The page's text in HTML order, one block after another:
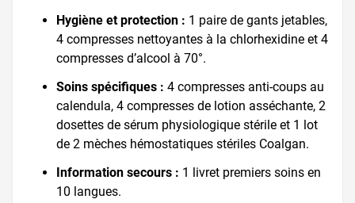
Hygiène et protection : 1 paire de gants jetables,
4 compresses nettoyantes à la chlorhexidine et 4
compresses d’alcool à 70°.
Soins spécifiques : 4 compresses anti-coups au
calendula, 4 compresses de lotion asséchante, 2
dosettes de sérum physiologique stérile et 1 lot
de 2 mèches hémostatiques stériles Coalgan.
Information secours : 1 livret premiers soins en
10 langues.